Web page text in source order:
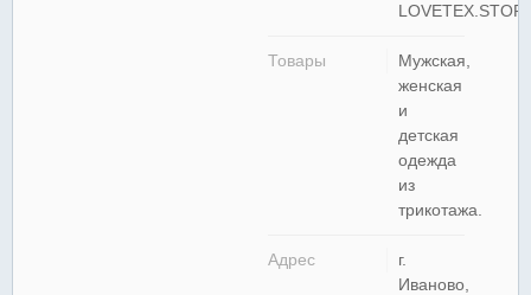
Товары
Мужская,
женская
и
детская
одежда
из
трикотажа.
Адрес
г.
Иваново,